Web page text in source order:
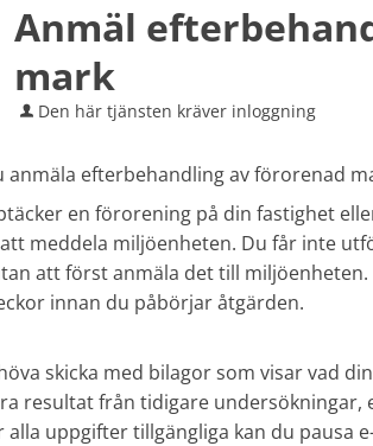
Anmäl
mark
Den här tjänsten kräver inloggning
anmäla efterbehandling av förorenad
en förorening på din fastighet
meddela miljöenheten. Du får inte
att först anmäla det till miljöenheten.
innan du påbörjar åtgärden.
skicka med bilagor som visar vad
resultat från tidigare
alla uppgifter tillgängliga kan du pausa